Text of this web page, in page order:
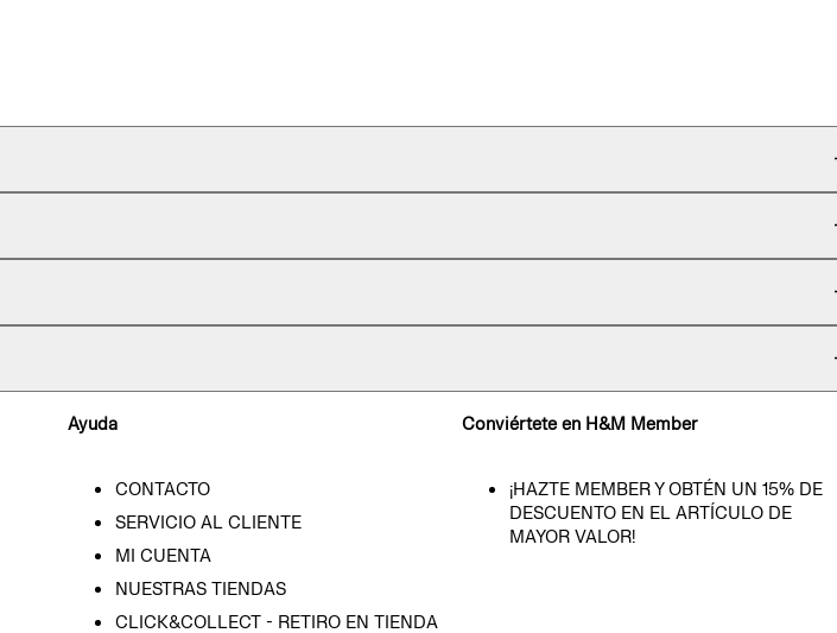
Ayuda
CONTACTO
SERVICIO AL CLIENTE
MI CUENTA
NUESTRAS TIENDAS
CLICK&COLLECT - RETIRO EN TIENDA
Conviértete en H&M Member
¡HAZTE MEMBER Y OBTÉN UN 15% DE
DESCUENTO EN EL ARTÍCULO DE
MAYOR VALOR!